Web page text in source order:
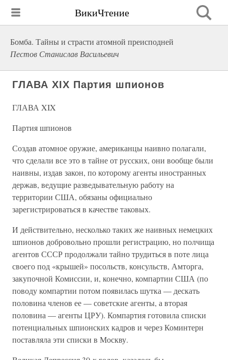
ВикиЧтение
Бомба. Тайны и страсти атомной преисподней
Пестов Станислав Васильевич
ГЛАВА XIX Партия шпионов
ГЛАВА XIX
Партия шпионов
Создав атомное оружие, американцы наивно полагали,
что сделали все это в тайне от русских, они вообще были
наивны, издав закон, по которому агенты иностранных
держав, ведущие разведывательную работу на
территории США, обязаны официально
зарегистрироваться в качестве таковых.
И действительно, несколько таких же наивных немецких
шпионов добровольно прошли регистрацию, но полчища
агентов СССР продолжали тайно трудиться в поте лица
своего под «крышей» посольств, консульств, Амторга,
закупочной Комиссии, и, конечно, компартии США (по
поводу компартии потом появилась шутка — дескать
половина членов ее — советские агенты, а вторая
половина — агенты ЦРУ). Компартия готовила списки
потенциальных шпионских кадров и через Коминтерн
поставляла эти списки в Москву.